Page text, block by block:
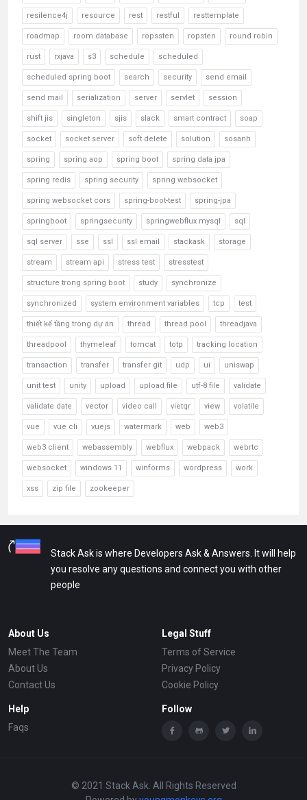
resilence4j resource rest restful resttemplate
roadmap room database ropssten ropsten round robin
rust rxjava s3 schedule scheduled
scheduled spring boot search security send email
send mail serialization server servlet session
shift jis singleton sjis slack smart contract soap
socket socket server soft delete solution sosanh
spring spring aop spring boot spring data jpa
spring redis spring security spring websocket
spring websocket cors spring-boot-test spring-jpa
springboot springsecurity springwebflux mysql sql
sql server sse ssl ssl email stackask storage
stream stream api stress test stresstest
structure trong spring boot study synchronize
synchronized system environment variables tcp test
thiết kế tầng trong dự án thread thread pool threadjava
threadpool thymeleaf tomcat totp tracking location
transaction transfer transfer git udp ui uniswap
unit test unity upload upload file utf-8 file validate
validate date vector video call vietqr view volatile
vue vue cli vuejs watermark web web3
web3 client webassembly webflux webpack webrtc
websocket windows 11 winforms wordpress work
xss zip file zookeeper
Stack Ask is where Developers Ask & Answers. It will help
you resolve any questions and connect you with other
people
About Us
Meet The Team
About Us
Contact Us
Legal Stuff
Terms of Service
Privacy Policy
Cookie Policy
Help
Faqs
Follow
© 2021 Stack Ask. All Rights Reserved